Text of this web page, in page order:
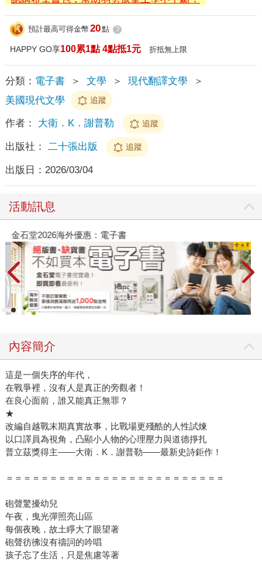
預計最高可得金幣 20點 ?
HAPPY GO享100累1點 4點抵1元 折抵無上限
分類： 電子書 ＞ 文學 ＞ 現代翻譯文學
＞
美國現代文學
追蹤
作者： 大衛．K．謝普勒 追蹤
出版社： 二十張出版 追蹤
出版日： 2026/03/04
活動訊息
金石堂2026海外優惠：電子書
內容簡介
這是一個失序的年代，
在戰爭裡，沒有人是真正的旁觀者！
在良心面前，誰又能真正無罪？
★
改編自越戰末期真實故事，比戰場更殘酷的人性試煉
以口譯員為視角，凸顯小人物的心理壓力與道德掙扎
普立茲獎得主——大衛．K．謝普勒——最新史詩鉅作！
＝＝＝＝＝＝＝＝＝＝＝＝＝＝＝＝＝＝＝＝＝＝＝＝＝
砲聲驚擾幼兒
午夜，曳光彈照亮山區
每個夜晚，故土睜大了眼望著
砲聲彷彿沒有禱詞的吟唱
孩子忘了生活，只是焦慮等著